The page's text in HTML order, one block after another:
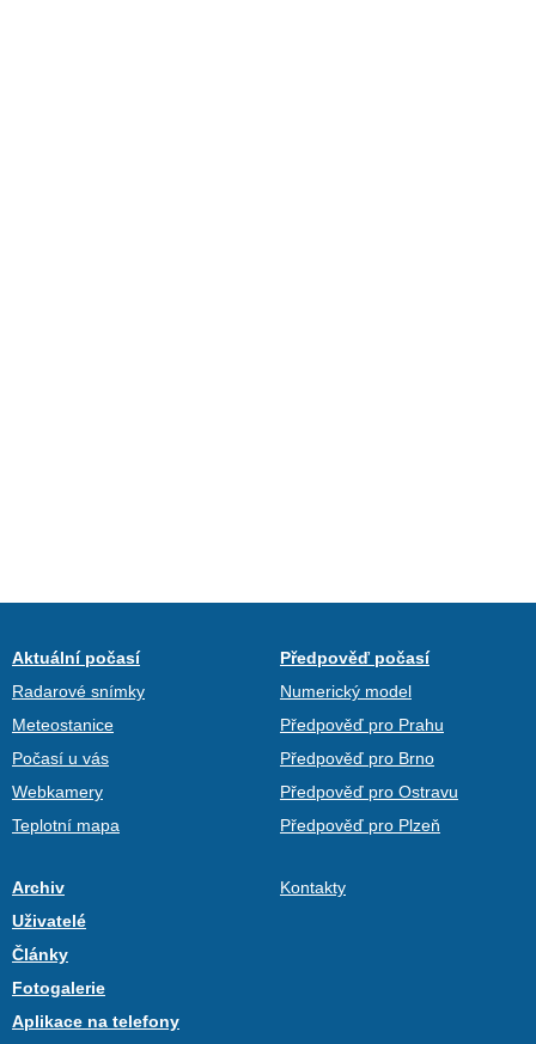
Aktuální počasí
Radarové snímky
Meteostanice
Počasí u vás
Webkamery
Teplotní mapa
Předpověď počasí
Numerický model
Předpověď pro Prahu
Předpověď pro Brno
Předpověď pro Ostravu
Předpověď pro Plzeň
Archiv
Uživatelé
Články
Fotogalerie
Aplikace na telefony
Kontakty